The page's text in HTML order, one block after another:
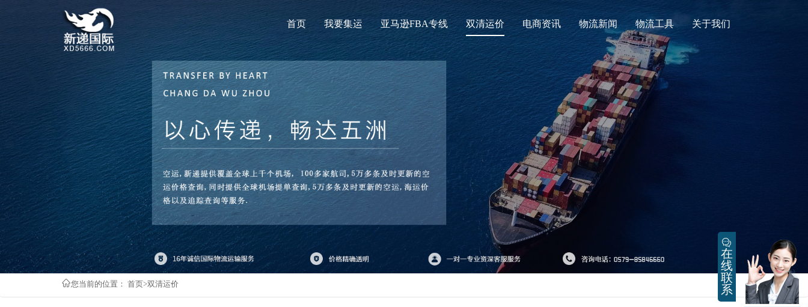
首页 我要集运 亚马逊FBA专线 双清运价 电商资讯 物流新闻 物流工具 关于我们
您当前的位置： 首页>双清运价
在
线
联
系